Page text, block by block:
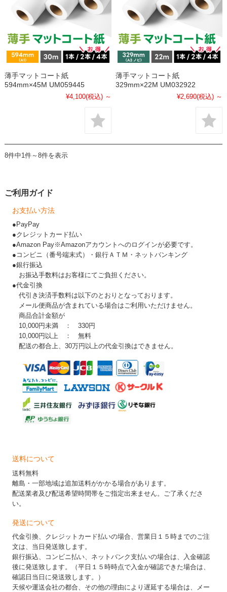
薄手マットコート紙
594mm×45M UM059445
¥4,100(税込) ～
薄手マットコート紙
329mm×22M UM032922
¥2,690(税込) ～
8件中1件～8件を表示
ご利用ガイド
お支払い方法
●PayPay
●クレジットカード払い
●Amazon Pay※Amazonアカウントへのログインが必要です。
●コンビニ（番号端末式）・銀行ＡＴＭ・ネットバンキング
●銀行振込
お振込手数料はお客様にてご負担ください。
●代金引換
代引き決済手数料は以下のとおりとなっております。
メール便商品が含まれている場合はご利用いただけません。
商品合計金額が
10,000円未満 ： 330円
10,000円以上 ： 無料
配送の都合上、30万円以上の代金引換はできません。
送料について
送料無料
離島・一部地域は追加送料がかかる場合があります。
配送業者及び配送希望時間帯をご指定出来ません。ご了承くださ
い。
発送について
代金引換、クレジットカード払いの場合、営業日１５時までのご注
文は、当日発送致します。
銀行振込、コンビニ払い、ネットバンク支払いの場合は、入金確認
後に発送致します。（平日１５時時点で入金が確認できた場合は、
確認日当日に発送致します。）
天候や運送会社の都合、その他の理由により遅延する場合は、メー